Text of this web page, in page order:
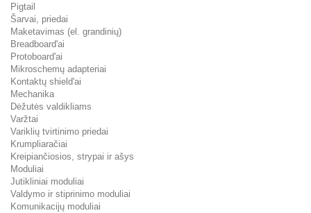
Pigtail
Šarvai, priedai
Maketavimas (el. grandinių)
Breadboard'ai
Protoboard'ai
Mikroschemų adapteriai
Kontaktų shield'ai
Mechanika
Dėžutės valdikliams
Varžtai
Variklių tvirtinimo priedai
Krumpliaračiai
Kreipiančiosios, strypai ir ašys
Moduliai
Jutikliniai moduliai
Valdymo ir stiprinimo moduliai
Komunikacijų moduliai